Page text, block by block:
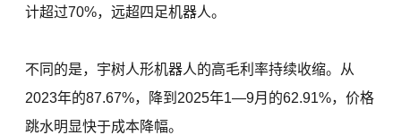
计超过70%，远超四足机器人。
不同的是，宇树人形机器人的高毛利率持续收缩。从
2023年的87.67%，降到2025年1—9月的62.91%，价格
跳水明显快于成本降幅。